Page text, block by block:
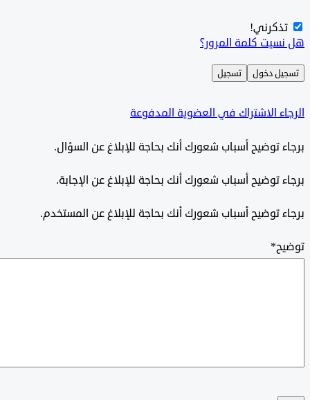
كلمة المرور؟
دخول تسجيل
الاشتراك في العضوية المدفوعة
توضيح أسباب شعورك أنك بحاجة للإبلاغ عن السؤال.
توضيح أسباب شعورك أنك بحاجة للإبلاغ عن الإجابة.
توضيح أسباب شعورك أنك بحاجة للإبلاغ عن المستخدم.
*